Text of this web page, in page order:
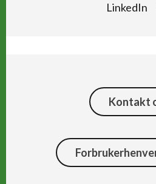
LinkedIn
Kontakt